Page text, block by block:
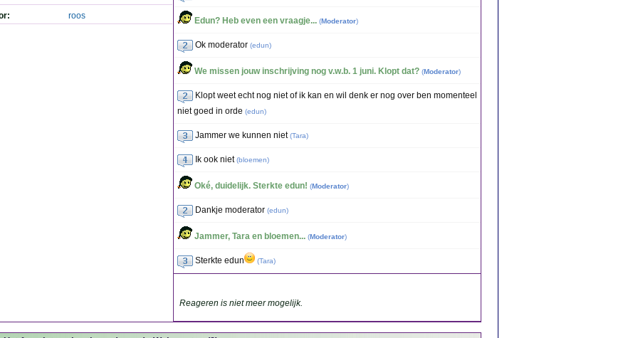
roos Edun? Heb even een vraagje... (Moderator)
Ok moderator (edun)
We missen jouw inschrijving nog v.w.b. 1 juni. Klopt dat? (Moderator)
Klopt weet echt nog niet of ik kan en wil denk er nog over ben momenteel
niet goed in orde (edun)
Jammer we kunnen niet (Tara)
Ik ook niet (bloemen)
Oké, duidelijk. Sterkte edun! (Moderator)
Dankje moderator (edun)
Jammer, Tara en bloemen... (Moderator)
Sterkte edun (Tara)
Reageren is niet meer mogelijk.